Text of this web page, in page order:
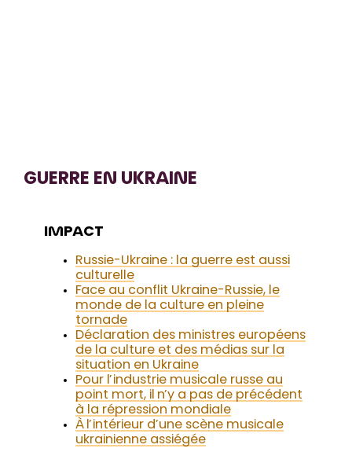
GUERRE EN UKRAINE
IMPACT
Russie-Ukraine : la guerre est aussi
culturelle
Face au conflit Ukraine-Russie, le
monde de la culture en pleine
tornade
Déclaration des ministres européens
de la culture et des médias sur la
situation en Ukraine
Pour l’industrie musicale russe au
point mort, il n’y a pas de précédent
à la répression mondiale
À l’intérieur d’une scène musicale
ukrainienne assiégée